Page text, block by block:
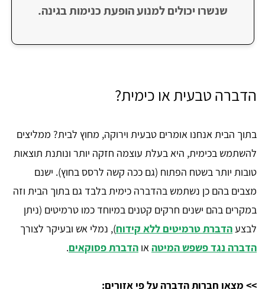
שנשרו יכולים למנוע הופעת כנימות בגינה.
הדברה טבעית או כימית?
בתוך הבית אנחנו אומרים טבעית וירוקה, מחוץ לבית? ממליצים
להשתמש בכימית, היא בעלת עוצמה חזקה יותר ונותנת תוצאות
טובות יותר בשטח הפתוח (גם ככה קשה לרסס בחוץ). ישנם
מצבים בהם כן נשתמש בהדברה כימית בלבד גם בתוך הבית וזה
במקרים בהם ישנים חרקים קטנים במיוחד כמו טרמיטים (ניתן
לבצעהדברת טרמיטים ללא קידוח), נמלי אש ובעיקר לצורך
הדברה נגד פשפש המיטהאו הדברת פסוקאים.
>> מצאו חברות הדברה על פי אזורים: